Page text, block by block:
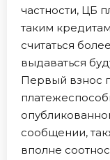
частности, ЦБ
таким
считаться
выдаваться
Первый взнос
сообщении,
вполне